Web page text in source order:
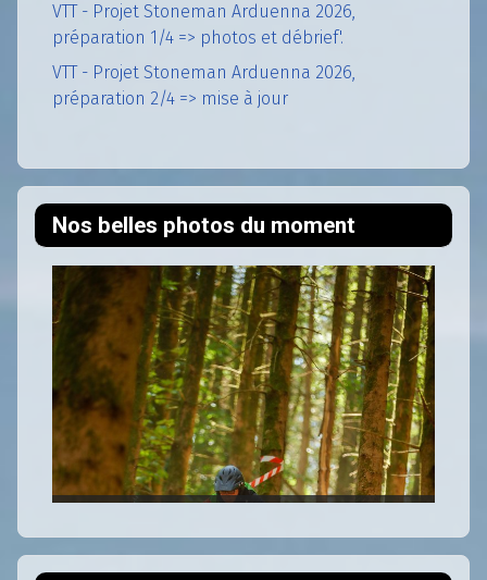
VTT - Projet Stoneman Arduenna 2026,
préparation 1/4 => photos et débrief'.
VTT - Projet Stoneman Arduenna 2026,
préparation 2/4 => mise à jour
Nos belles photos du moment